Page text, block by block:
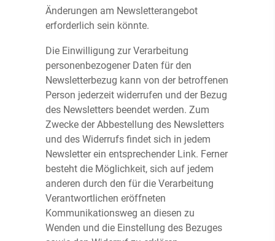
Änderungen am Newsletterangebot
erforderlich sein könnte.
Die Einwilligung zur Verarbeitung
personenbezogener Daten für den
Newsletterbezug kann von der betroffenen
Person jederzeit widerrufen und der Bezug
des Newsletters beendet werden. Zum
Zwecke der Abbestellung des Newsletters
und des Widerrufs findet sich in jedem
Newsletter ein entsprechender Link. Ferner
besteht die Möglichkeit, sich auf jedem
anderen durch den für die Verarbeitung
Verantwortlichen eröffneten
Kommunikationsweg an diesen zu
Wenden und die Einstellung des Bezuges